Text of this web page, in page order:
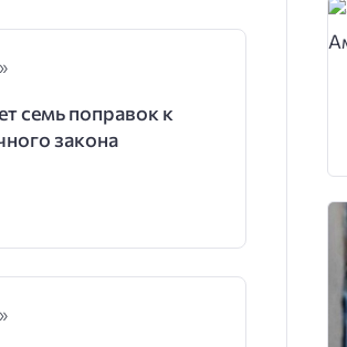
семь поправок к
закона